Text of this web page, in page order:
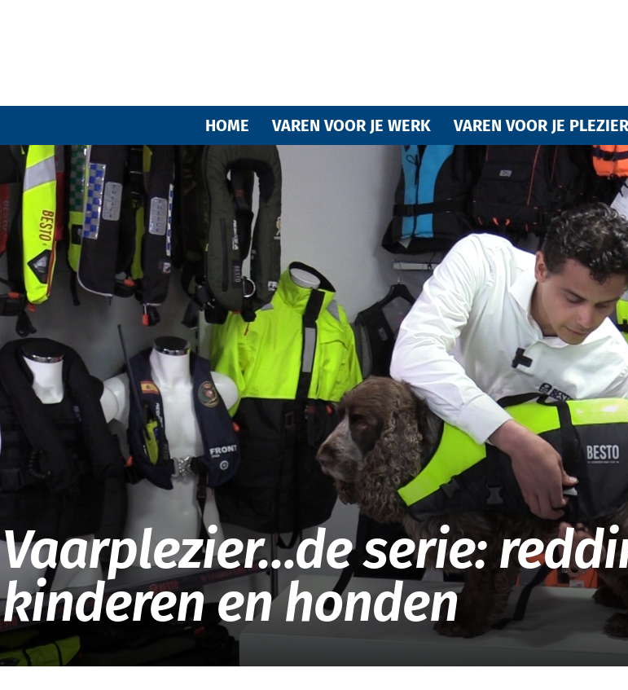
Varende
vrienden
van
EOC
HOME VAREN VOOR JE WERK VAREN VOOR JE PLEZIER
Vaarplezier…de serie:
kinderen en honden